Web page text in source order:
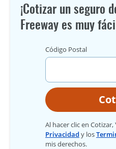
¡Cotizar un seguro
Freeway es muy
Código Postal
Al hacer clic en Cotizar,
Privacidad y los
mis derechos.